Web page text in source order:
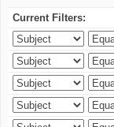
Current Filters: